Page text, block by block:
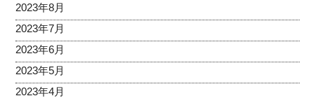
2023年8月
2023年7月
2023年6月
2023年5月
2023年4月